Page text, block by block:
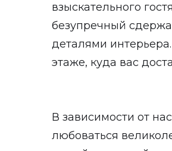
взыскательного
безупречный
деталями
этаже, куда вас
В зависимости от
любоваться